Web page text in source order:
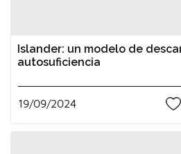
Islander: un modelo de
autosuficiencia
19/09/2024